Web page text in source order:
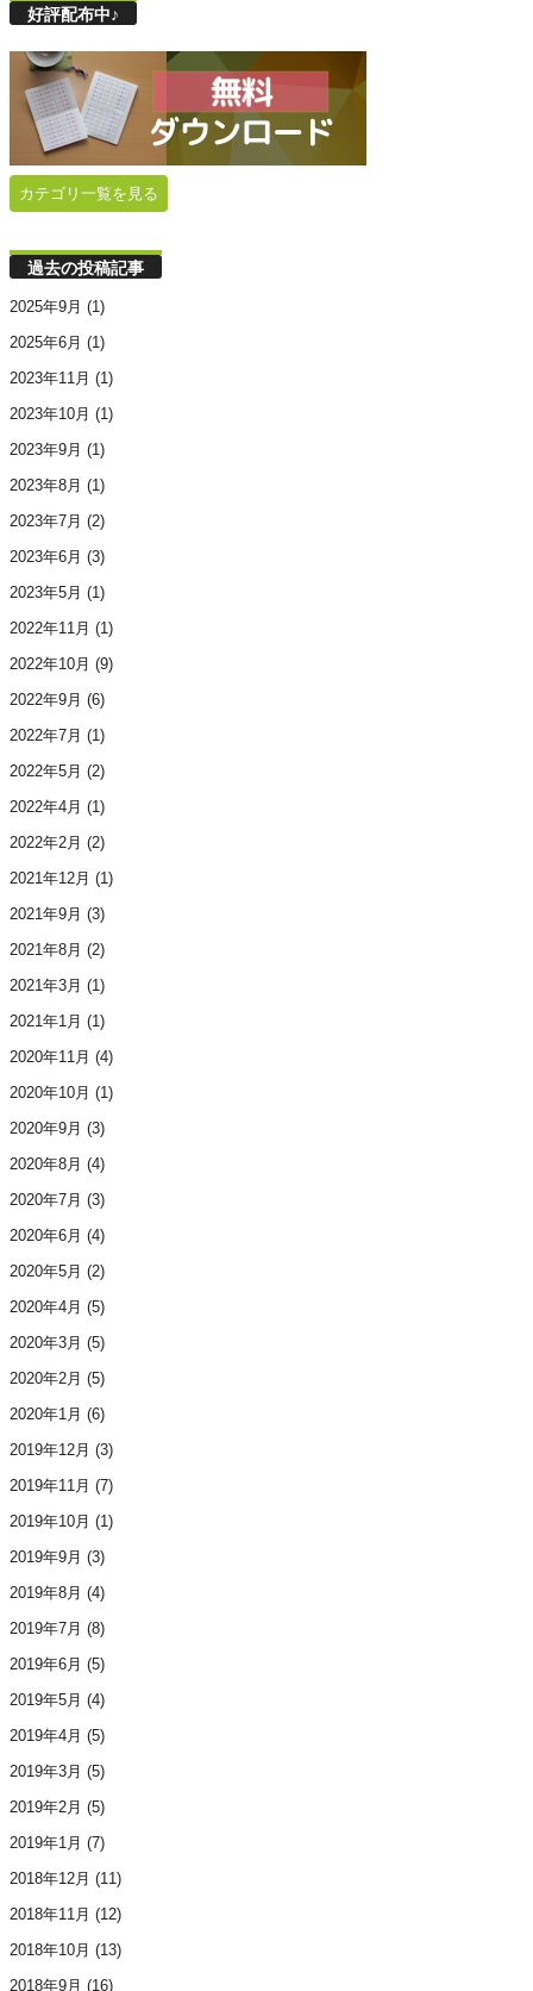
好評配布中♪
カテゴリ一覧を見る
過去の投稿記事
2025年9月 (1)
2025年6月 (1)
2023年11月 (1)
2023年10月 (1)
2023年9月 (1)
2023年8月 (1)
2023年7月 (2)
2023年6月 (3)
2023年5月 (1)
2022年11月 (1)
2022年10月 (9)
2022年9月 (6)
2022年7月 (1)
2022年5月 (2)
2022年4月 (1)
2022年2月 (2)
2021年12月 (1)
2021年9月 (3)
2021年8月 (2)
2021年3月 (1)
2021年1月 (1)
2020年11月 (4)
2020年10月 (1)
2020年9月 (3)
2020年8月 (4)
2020年7月 (3)
2020年6月 (4)
2020年5月 (2)
2020年4月 (5)
2020年3月 (5)
2020年2月 (5)
2020年1月 (6)
2019年12月 (3)
2019年11月 (7)
2019年10月 (1)
2019年9月 (3)
2019年8月 (4)
2019年7月 (8)
2019年6月 (5)
2019年5月 (4)
2019年4月 (5)
2019年3月 (5)
2019年2月 (5)
2019年1月 (7)
2018年12月 (11)
2018年11月 (12)
2018年10月 (13)
2018年9月 (16)